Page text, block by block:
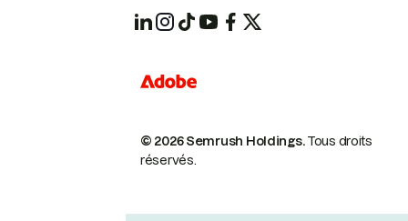
© 2026 Semrush Holdings.Tous droits
réservés.